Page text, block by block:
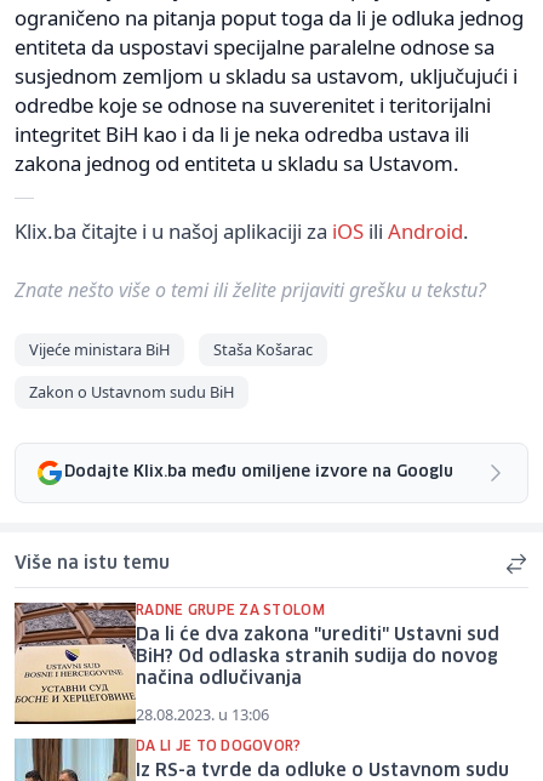
ograničeno na pitanja poput toga da li je odluka jednog
entiteta da uspostavi specijalne paralelne odnose sa
susjednom zemljom u skladu sa ustavom, uključujući i
odredbe koje se odnose na suverenitet i teritorijalni
integritet BiH kao i da li je neka odredba ustava ili
zakona jednog od entiteta u skladu sa Ustavom.
Klix.ba čitajte i u našoj aplikaciji za iOS ili Android.
Znate nešto više o temi ili želite prijaviti grešku u tekstu?
Vijeće ministara BiH
Staša Košarac
Zakon o Ustavnom sudu BiH
Dodajte Klix.ba među omiljene izvore na Googlu
Više na istu temu
RADNE GRUPE ZA STOLOM
Da li će dva zakona "urediti" Ustavni sud
BiH? Od odlaska stranih sudija do novog
načina odlučivanja
28.08.2023. u 13:06
DA LI JE TO DOGOVOR?
Iz RS-a tvrde da odluke o Ustavnom sudu